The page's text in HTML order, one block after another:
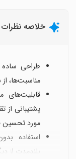
خلاصه نظرات
طراحی ساده
مناسبت‌ها،
قابلیت‌های
پشتیبانی
مورد تحسین
استفاده
بلندمدت از